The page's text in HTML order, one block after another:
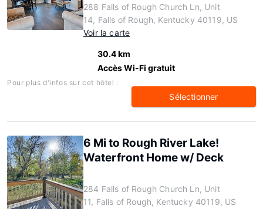
288 Falls of Rough Church Ln, Unit
14, Falls of Rough, Kentucky 40119, US
Voir la carte
30.4 km
Accès Wi-Fi gratuit
Pour plus d'infos sur cet hôtel :
Sélectionner
6 Mi to Rough River Lake!
Waterfront Home w/ Deck
284 Falls of Rough Church Ln, Unit
11, Falls of Rough, Kentucky 40119, US